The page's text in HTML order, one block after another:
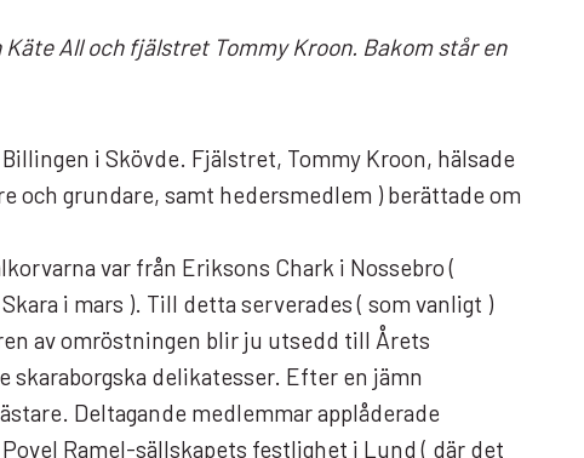
All och fjälstret Tommy Kroon. Bakom står en
i Skövde. Fjälstret, Tommy Kroon, hälsade
och grundare, samt hedersmedlem ) berättade om
var från Eriksons Chark i Nossebro (
i mars ). Till detta serverades ( som vanligt )
av omröstningen blir ju utsedd till Årets
skaraborgska delikatesser. Efter en jämn
Deltagande medlemmar applåderade
Ramel-sällskapets festlighet i Lund ( där det